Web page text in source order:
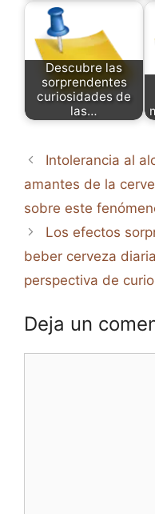
Descubre las
sorprendentes
curiosidades de
las…
Intolerancia al
amantes de la
sobre este
Los efectos
beber cerveza
perspectiva de
Deja un